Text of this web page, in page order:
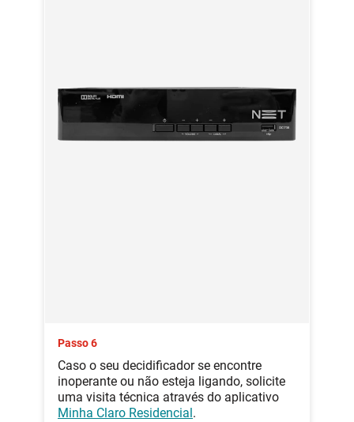
Passo 6
Caso o seu decidificador se encontre
inoperante ou não esteja ligando, solicite
uma visita técnica através do aplicativo
Minha Claro Residencial.